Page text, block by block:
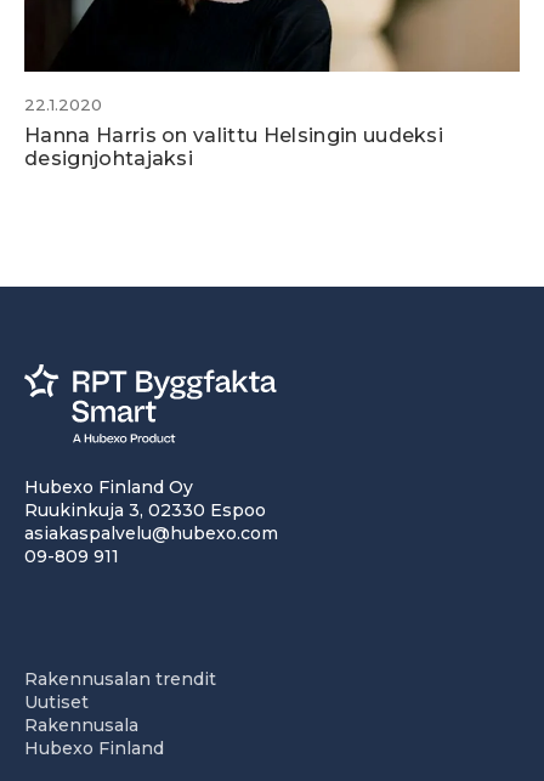
22.1.2020
Hanna Harris on valittu Helsingin uudeksi
designjohtajaksi
Hubexo Finland Oy
Ruukinkuja 3, 02330 Espoo
asiakaspalvelu@hubexo.com
09-809 911
Rakennusalan trendit
Uutiset
Rakennusala
Hubexo Finland